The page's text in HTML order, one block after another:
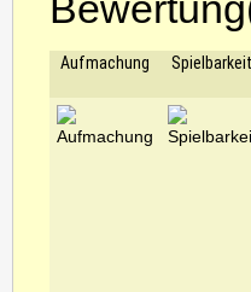
Aufmachung Spielbarkeit